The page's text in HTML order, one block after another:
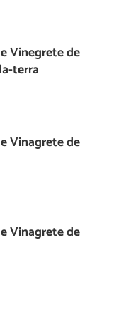
Vinegrete de
terra
Vinagrete de
Vinagrete de